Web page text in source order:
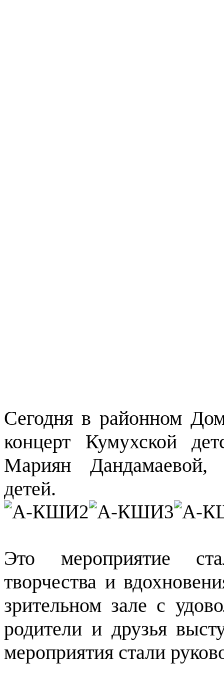
Сегодня в районном
концерт Кумухской
Мариян
детей.
Это мероприятие
творчества и
зрительном зале с
родители и друзья
мероприятия стали